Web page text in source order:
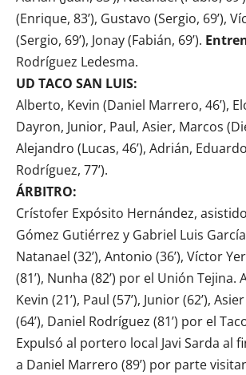
(Enrique, 83’), Gustavo (Sergio, 69’),
(Sergio, 69’), Jonay (Fabián, 69’).
Rodríguez Ledesma.
UD TACO SAN LUIS:
Alberto, Kevin (Daniel Marrero, 46’),
Dayron, Junior, Paul, Asier, Marcos
Alejandro (Lucas, 46’), Adrián,
Rodríguez, 77’).
ÁRBITRO:
Crístofer Expósito Hernández,
Gómez Gutiérrez y Gabriel Luis
Natanael (32’), Antonio (36’), Víctor
(81’), Nunha (82’) por el Unión Tejina.
Kevin (21’), Paul (57’), Junior (62’),
(64’), Daniel Rodríguez (81’) por el
Expulsó al portero local Javi Sarda al
a Daniel Marrero (89’) por parte